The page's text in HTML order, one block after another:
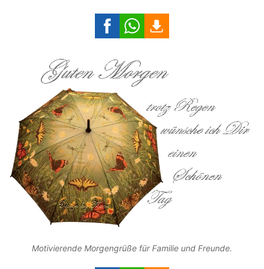
Motivierende Morgengrüße für Familie und Freunde.